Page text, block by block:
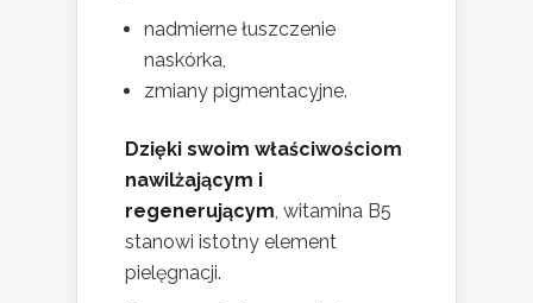
nadmierne łuszczenie
naskórka,
zmiany pigmentacyjne.
Dzięki swoim właściwościom
nawilżającym i
regenerującym, witamina B5
stanowi istotny element
pielęgnacji.